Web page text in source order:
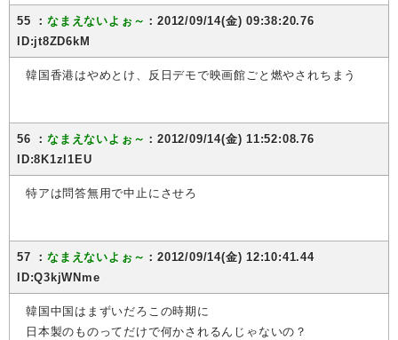
55 ：なまえないよぉ～ ：2012/09/14(金) 09:38:20.76
ID:jt8ZD6kM
韓国香港はやめとけ、反日デモで映画館ごと燃やされちまう
56 ：なまえないよぉ～ ：2012/09/14(金) 11:52:08.76
ID:8K1zl1EU
特アは問答無用で中止にさせろ
57 ：なまえないよぉ～ ：2012/09/14(金) 12:10:41.44
ID:Q3kjWNme
韓国中国はまずいだろこの時期に
日本製のものってだけで何かされるんじゃないの？